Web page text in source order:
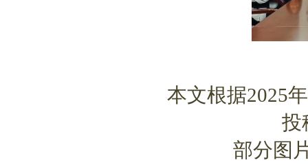
本文根据2025
投
部分图